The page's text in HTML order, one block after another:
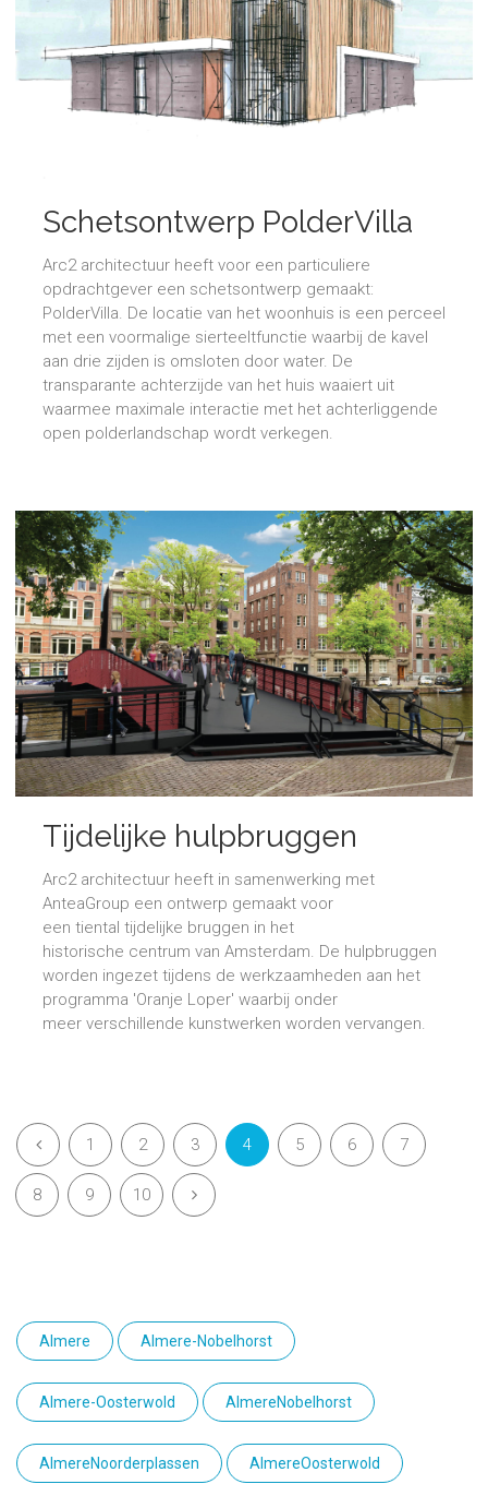
Schetsontwerp PolderVilla
Arc2 architectuur heeft voor een particuliere
opdrachtgever een schetsontwerp gemaakt:
PolderVilla. De locatie van het woonhuis is een perceel
met een voormalige sierteeltfunctie waarbij de kavel
aan drie zijden is omsloten door water. De
transparante achterzijde van het huis waaiert uit
waarmee maximale interactie met het achterliggende
open polderlandschap wordt verkegen.
Tijdelijke hulpbruggen
Amsterdam
Arc2 architectuur heeft in samenwerking met
AnteaGroup een ontwerp gemaakt voor
een tiental tijdelijke bruggen in het
historische centrum van Amsterdam. De hulpbruggen
worden ingezet tijdens de werkzaamheden aan het
programma 'Oranje Loper' waarbij onder
meer verschillende kunstwerken worden vervangen.
1 2 3 4 5 6 7
8 9 10
Almere Almere-Nobelhorst
Almere-Oosterwold AlmereNobelhorst
AlmereNoorderplassen AlmereOosterwold